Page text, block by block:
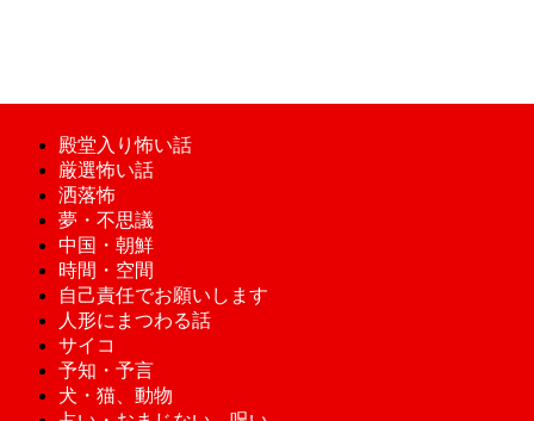
殿堂入り怖い話
厳選怖い話
洒落怖
夢・不思議
中国・朝鮮
時間・空間
自己責任でお願いします
人形にまつわる話
サイコ
予知・予言
犬・猫、動物